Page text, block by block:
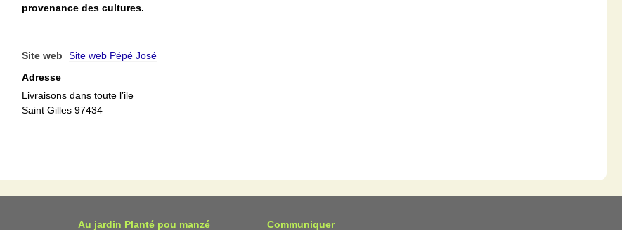
provenance des cultures.
Site web
Site web Pépé José
Adresse
Livraisons dans toute l’ile
Saint Gilles 97434
Au jardin Planté pou manzé Communiquer